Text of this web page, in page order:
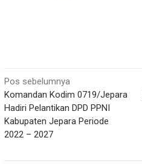
Navigasi
pos
Pos sebelumnya
Komandan Kodim 0719/Jepara
Hadiri Pelantikan DPD PPNI
Kabupaten Jepara Periode
2022 – 2027